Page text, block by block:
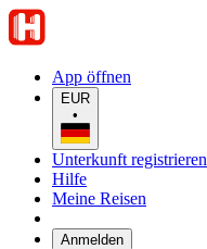
App öffnen
EUR
•
Unterkunft registrieren
Hilfe
Meine Reisen
Anmelden